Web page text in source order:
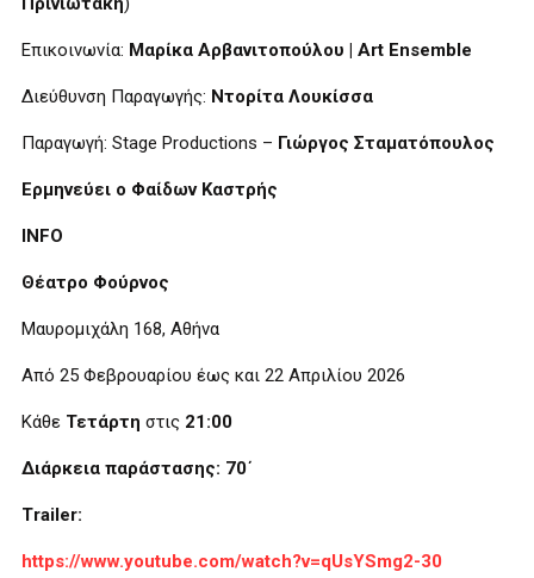
Επικοινωνία: Μαρίκα Αρβανιτοπούλου | Αrt Ensemble
Διεύθυνση Παραγωγής: Ντορίτα Λουκίσσα
Παραγωγή: Stage Productions – Γιώργος Σταματόπουλος
Eρμηνεύει ο Φαίδων Καστρής
INFO
Θέατρο Φούρνος
Μαυρομιχάλη 168, Αθήνα
Από 25 Φεβρουαρίου έως και 22 Απριλίου 2026
Κάθε Τετάρτη στις 21:00
Διάρκεια παράστασης: 70΄
Trailer:
https://www.youtube.com/watch?v=qUsYSmg2-30